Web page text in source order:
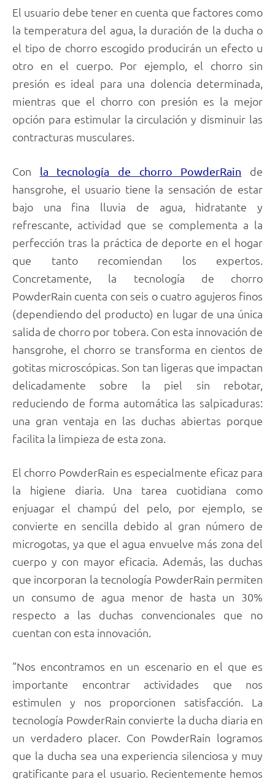
El usuario debe tener en cuenta que factores como
la temperatura del agua, la duración de la ducha o
el tipo de chorro escogido producirán un efecto u
otro en el cuerpo. Por ejemplo, el chorro sin
presión es ideal para una dolencia determinada,
mientras que el chorro con presión es la mejor
opción para estimular la circulación y disminuir las
contracturas musculares.
Con la tecnología de chorro PowderRain
de
hansgrohe, el usuario tiene la sensación de estar
bajo una fina lluvia de agua, hidratante y
refrescante, actividad que se complementa a la
perfección tras la práctica de deporte en el hogar
que tanto recomiendan los expertos.
Concretamente, la tecnología de chorro
PowderRain cuenta con seis o cuatro agujeros finos
(dependiendo del producto) en lugar de una única
salida de chorro por tobera. Con esta innovación de
hansgrohe, el chorro se transforma en cientos de
gotitas microscópicas. Son tan ligeras que impactan
delicadamente sobre la piel sin rebotar,
reduciendo de forma automática las salpicaduras:
una gran ventaja en las duchas abiertas porque
facilita la limpieza de esta zona.
El chorro PowderRain es especialmente eficaz para
la higiene diaria. Una tarea cuotidiana como
enjuagar el champú del pelo, por ejemplo, se
convierte en sencilla debido al gran número de
microgotas, ya que el agua envuelve más zona del
cuerpo y con mayor eficacia. Además, las duchas
que incorporan la tecnología PowderRain permiten
un consumo de agua menor de hasta un 30%
respecto a las duchas convencionales que no
cuentan con esta innovación.
“Nos encontramos en un escenario en el que es
importante encontrar actividades que nos
estimulen y nos proporcionen satisfacción. La
tecnología PowderRain convierte la ducha diaria en
un verdadero placer. Con PowderRain logramos
que la ducha sea una experiencia silenciosa y muy
gratificante para el usuario. Recientemente hemos